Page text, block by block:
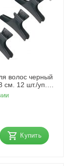
волос черный
см. 12 шт./уп.
Купить